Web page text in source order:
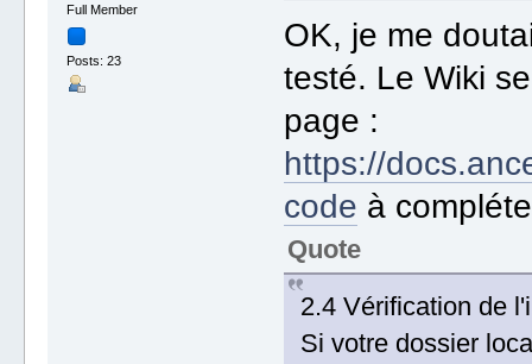
Full Member
Posts: 23
OK, je me
testé. Le Wiki
page :
https://
code à
Quote
2.4 Vérification de
Si votre dossier